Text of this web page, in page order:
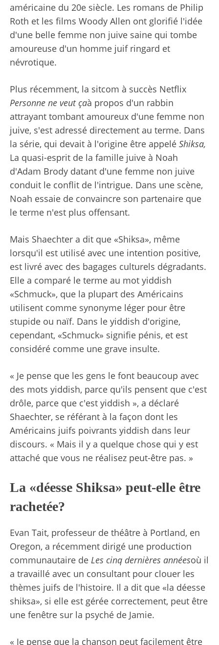
américaine du 20e siècle. Les romans de Philip
Roth et les films Woody Allen ont glorifié l'idée
d'une belle femme non juive saine qui tombe
amoureuse d'un homme juif ringard et
névrotique.
Plus récemment, la sitcom à succès Netflix
Personne ne veut çaà propos d'un rabbin
attrayant tombant amoureux d'une femme non
juive, s'est adressé directement au terme. Dans
la série, qui devait à l'origine être appelé Shiksa,
La quasi-esprit de la famille juive à Noah
d'Adam Brody datant d'une femme non juive
conduit le conflit de l'intrigue. Dans une scène,
Noah essaie de convaincre son partenaire que
le terme n'est plus offensant.
Mais Shaechter a dit que «Shiksa», même
lorsqu'il est utilisé avec une intention positive,
est livré avec des bagages culturels dégradants.
Elle a comparé le terme au mot yiddish
«Schmuck», que la plupart des Américains
utilisent comme synonyme léger pour être
stupide ou naïf. Dans le yiddish d'origine,
cependant, «Schmuck» signifie pénis, et est
considéré comme une grave insulte.
« Je pense que les gens le font beaucoup avec
des mots yiddish, parce qu'ils pensent que c'est
drôle, parce que c'est yiddish », a déclaré
Shaechter, se référant à la façon dont les
Américains juifs poivrants yiddish dans leur
discours. « Mais il y a quelque chose qui y est
attaché que vous ne réalisez peut-être pas. »
La «déesse Shiksa» peut-elle être
rachetée?
Evan Tait, professeur de théâtre à Portland, en
Oregon, a récemment dirigé une production
communautaire de Les cinq dernières annéesoù il
a travaillé avec un consultant pour clouer les
thèmes juifs de l'histoire. Il a dit que «la déesse
shiksa», si elle est gérée correctement, peut être
une fenêtre sur la psyché de Jamie.
« Je pense que la chanson peut facilement être